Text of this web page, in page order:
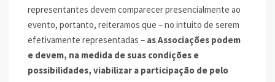
representantes devem comparecer presencialmente ao
evento, portanto, reiteramos que – no intuito de serem
efetivamente representadas – as Associações podem
e devem, na medida de suas condições e
possibilidades, viabilizar a participação de pelo